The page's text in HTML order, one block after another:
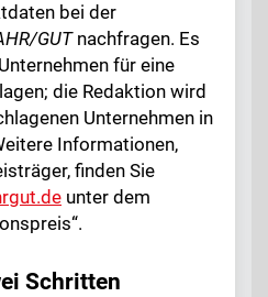
bei der
GUTnachfragen. Es
für eine
die Redaktion wird
Unternehmen in
Informationen,
finden Sie
unter dem
Schritten